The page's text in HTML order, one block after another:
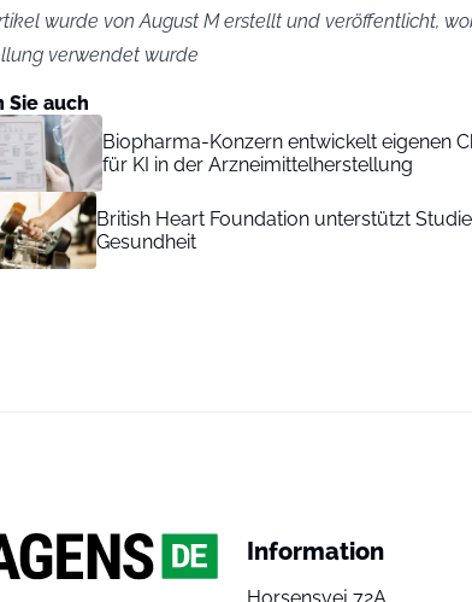
wurde von August M erstellt und veröffentlicht,
verwendet wurde
Sie auch
Biopharma-Konzern entwickelt eigenen
für KI in der Arzneimittelherstellung
British Heart Foundation unterstützt
Gesundheit
Information